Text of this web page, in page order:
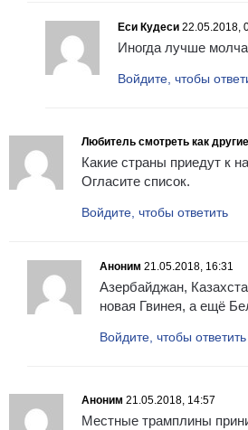
Еси Кудеси 22.05.2018,
Иногда лучше
Войдите, чтобы
Любитель смотреть как
Какие страны приедут к
Огласите список.
Войдите, чтобы ответить
Аноним 21.05.2018, 16:31
Азербайджан,
новая Гвинея, а ещё
Войдите, чтобы ответить
Аноним 21.05.2018, 14:57
Местные трамплины